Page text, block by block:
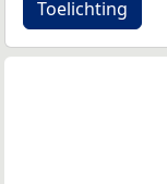
Toelichting